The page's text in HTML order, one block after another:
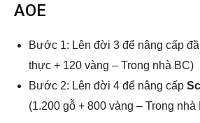
AOE
Bước 1: Lên đời 3 để nâng cấp
thực + 120 vàng – Trong nhà BC)
Bước 2: Lên đời 4 để nâng cấp
(1.200 gỗ + 800 vàng – Trong nhà